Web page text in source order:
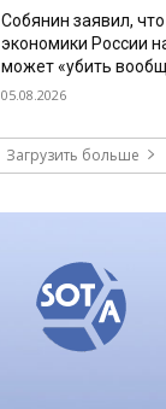
Собянин заявил,
экономики России
может «убить
05.08.2026
Загрузить больше